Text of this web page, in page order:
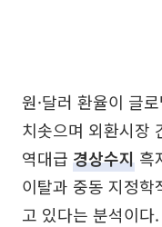
원·달러 환율이 글
치솟으며 외환시장
역대급 경상수지 흑
이탈과 중동 지정
고 있다는 분석이